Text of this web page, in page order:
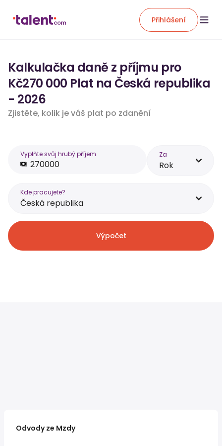
Přihlášení
Kalkulačka daně z příjmu pro
Kč270 000 Plat na Česká republika
- 2026
Zjistěte, kolik je váš plat po zdanění
Vyplňte svůj hrubý příjem Za
Rok
Kde pracujete?
Česká republika
Výpočet
Odvody ze Mzdy